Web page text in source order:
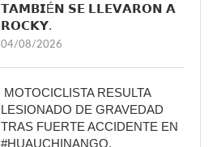
𝗧𝗔𝗠𝗕𝗜É𝗡 𝗦𝗘 𝗟𝗟𝗘𝗩𝗔𝗥𝗢𝗡 𝗔
𝗥𝗢𝗖𝗞𝗬.
04/08/2026
MOTOCICLISTA RESULTA
LESIONADO DE GRAVEDAD
TRAS FUERTE ACCIDENTE EN
#HUAUCHINANGO.